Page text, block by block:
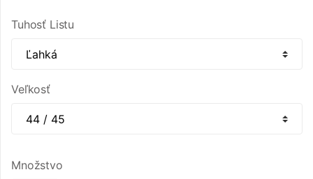
Tuhosť Listu
Veľkosť
Množstvo